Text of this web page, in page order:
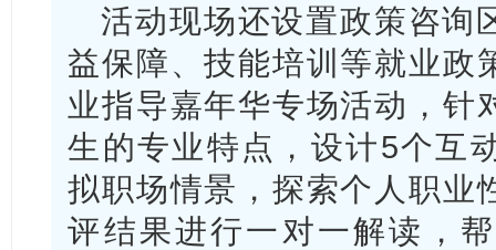
活动现场还设置政策咨询
益保障、技能培训等就业政
业指导嘉年华专场活动，针
生的专业特点，设计5个互
拟职场情景，探索个人职业
评结果进行一对一解读，